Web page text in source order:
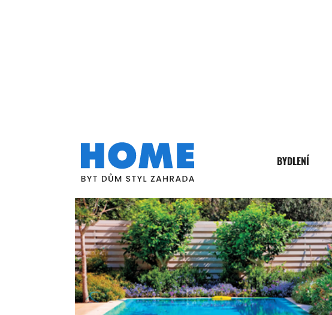
BYDLENÍ